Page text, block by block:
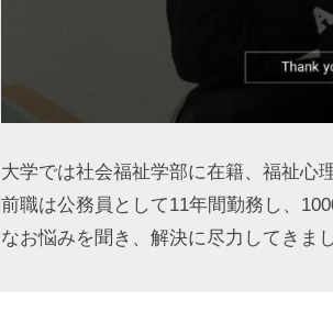
大学では社会福祉学部に在籍、福祉心
前職は公務員として11年間勤務し、
なお悩みを聞き、解決に尽力してきま